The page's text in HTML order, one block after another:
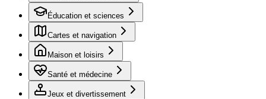
Éducation et sciences
Cartes et navigation
Maison et loisirs
Santé et médecine
Jeux et divertissement